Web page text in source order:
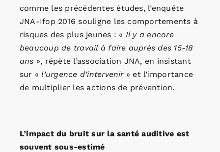
comme les précédentes études, l’enquête
JNA-Ifop 2016 souligne les comportements à
risques des plus jeunes : « Il y a encore
beaucoup de travail à faire auprès des 15-18
ans », répète l’association JNA, en insistant
sur « l’urgence d’intervenir» et l’importance
de multiplier les actions de prévention.
L’impact du bruit sur la santé auditive est
souvent sous-estimé